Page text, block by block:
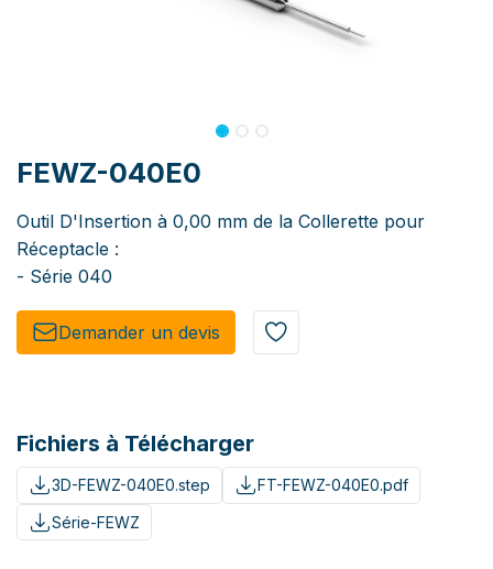
FEWZ-040E0
Outil D'Insertion à 0,00 mm de la Collerette pour
Réceptacle :
- Série 040
Demander un de​​vis​​
Fichiers à Télécharger
3D-FEWZ-040E0.step
FT-FEWZ-040E0.pdf
Série-FEWZ